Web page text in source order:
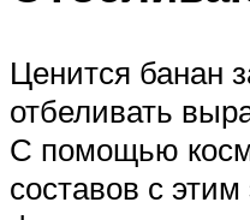
Ценится банан
отбеливать
С помощью
составов с этим